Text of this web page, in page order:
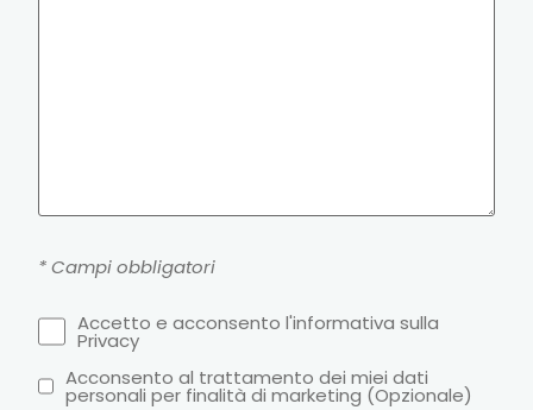
* Campi obbligatori
Accetto e acconsento l'informativa sulla
Privacy
Acconsento al trattamento dei miei dati
personali per finalità di marketing (Opzionale)